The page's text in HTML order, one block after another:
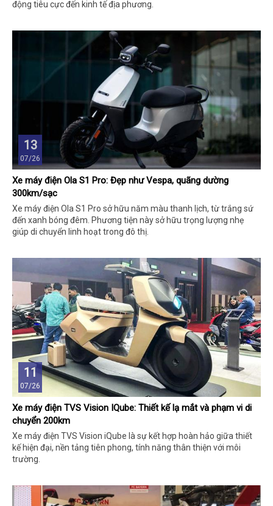
động tiêu cực đến kinh tế địa phương.
13
07/26
Xe máy điện Ola S1 Pro: Đẹp như Vespa, quãng dường
300km/sạc
Xe máy điện Ola S1 Pro sở hữu năm màu thanh lịch, từ trắng sứ
đến xanh bóng đêm. Phương tiện này sở hữu trọng lượng nhẹ
giúp di chuyển linh hoạt trong đô thị.
11
07/26
Xe máy điện TVS Vision IQube: Thiết kế lạ mắt và phạm vi di
chuyển 200km
Xe máy điện TVS Vision iQube là sự kết hợp hoàn hảo giữa thiết
kế hiện đại, nền tảng tiên phong, tính năng thân thiện với môi
trường.